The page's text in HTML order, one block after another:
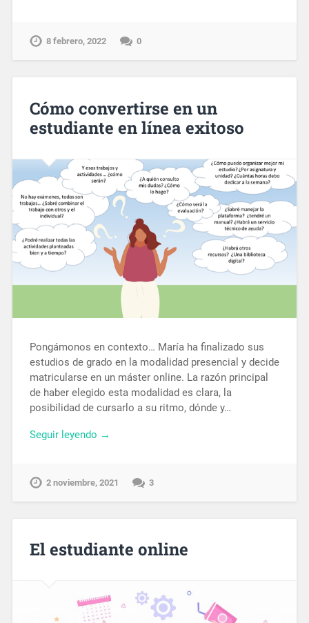
8 febrero, 2022 0
Cómo convertirse en un
estudiante en línea exitoso
Pongámonos en contexto… María ha finalizado sus
estudios de grado en la modalidad presencial y decide
matricularse en un máster online. La razón principal
de haber elegido esta modalidad es clara, la
posibilidad de cursarlo a su ritmo, dónde y…
Seguir leyendo →
2 noviembre, 2021 3
El estudiante online